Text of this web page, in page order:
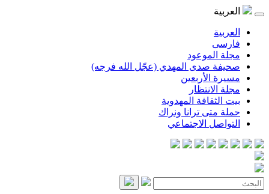
العربية
العربية
فارسی
مجلة الموعود
صحيفة صدى المهدي (عجّل الله فرجه)
مسيرة الأربعين
مجلة الانتظار
بيت الثقافة المهدوية
حملة متى ترانا ونراك
التواصل الاجتماعي